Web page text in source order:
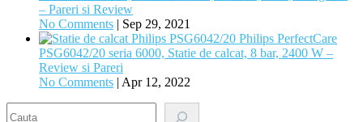
– Pareri si Review
No Comments
Sep 29, 2021
Philips PerfectCare
PSG6042/20 seria 6000, Statie de calcat, 8 bar, 2400 W –
Review si Pareri
No Comments Apr 12, 2022